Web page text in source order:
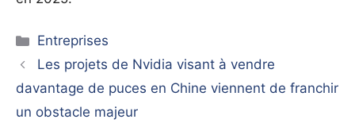
Catégories
Entreprises
Les projets de Nvidia visant à vendre
davantage de puces en Chine viennent de franchir
un obstacle majeur